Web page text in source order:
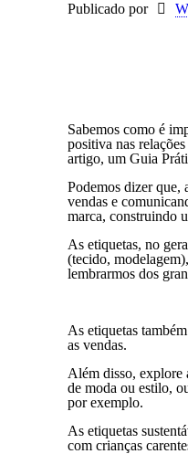
Publicado por
Sabemos como é
positiva nas
artigo, um Guia
Podemos dizer que,
vendas e
marca, construindo
As etiquetas, no
(tecido,
lembrarmos dos
As etiquetas
as vendas.
Além disso, explore
de moda ou estilo,
por exemplo.
As etiquetas
com crianças